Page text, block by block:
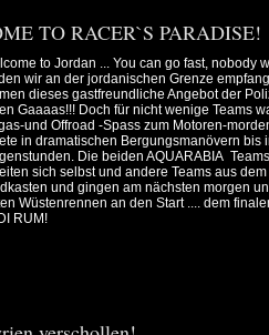
TO RACER`S PARADISE!
to Jordan ... You can go fast, nobody
wir an der jordanischen Grenze
dieses gastfreundliche Angebot der
Gaaaas!!! Doch für nicht wenige Teams
und Offroad -Spass zum Motoren-
in dramatischen Bergungsmanövern bis
Die beiden AQUARABIA
sich selbst und andere Teams aus
und gingen am nächsten morgen
Wüstenrennen an den Start .... dem
RUM!